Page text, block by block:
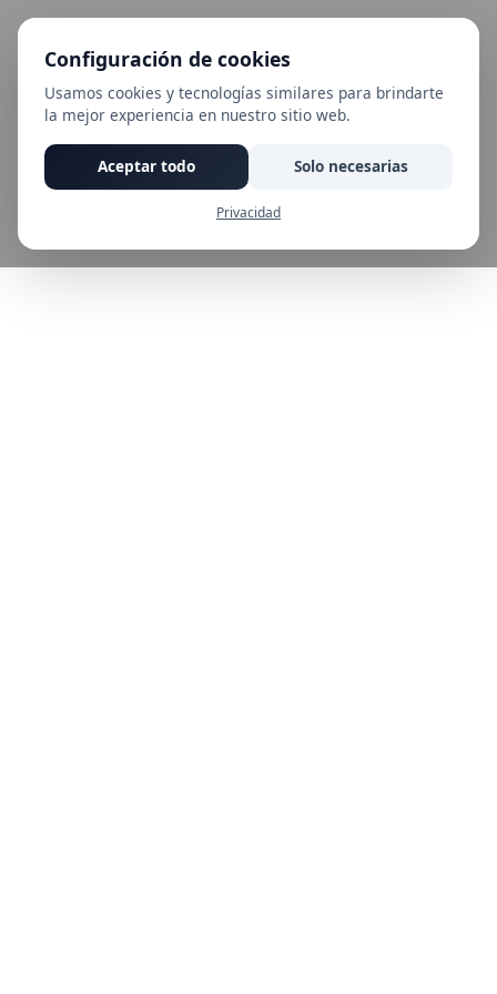
Configuración de cookies
Usamos cookies y tecnologías similares para brindarte
la mejor experiencia en nuestro sitio web.
Aceptar todo Solo necesarias
Privacidad